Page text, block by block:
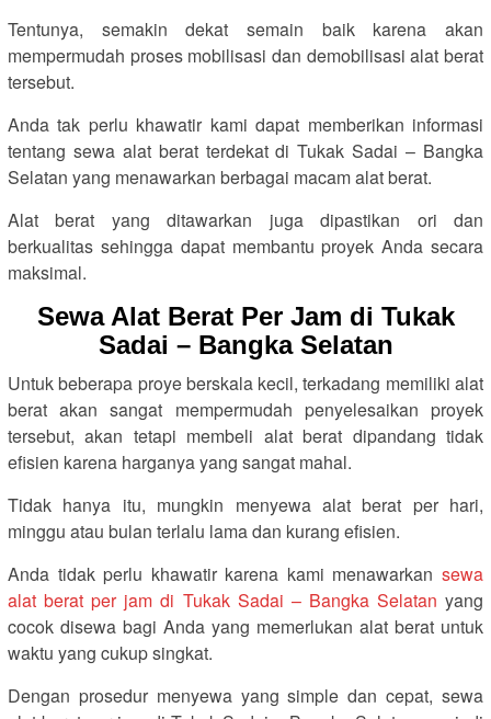
Tentunya, semakin dekat semain baik karena akan
mempermudah proses mobilisasi dan demobilisasi alat berat
tersebut.
Anda tak perlu khawatir kami dapat memberikan informasi
tentang sewa alat berat terdekat di Tukak Sadai – Bangka
Selatan yang menawarkan berbagai macam alat berat.
Alat berat yang ditawarkan juga dipastikan ori dan
berkualitas sehingga dapat membantu proyek Anda secara
maksimal.
Sewa Alat Berat Per Jam di Tukak
Sadai – Bangka Selatan
Untuk beberapa proye berskala kecil, terkadang memiliki alat
berat akan sangat mempermudah penyelesaikan proyek
tersebut, akan tetapi membeli alat berat dipandang tidak
efisien karena harganya yang sangat mahal.
Tidak hanya itu, mungkin menyewa alat berat per hari,
minggu atau bulan terlalu lama dan kurang efisien.
Anda tidak perlu khawatir karena kami menawarkan sewa
alat berat per jam di Tukak Sadai – Bangka Selatan yang
cocok disewa bagi Anda yang memerlukan alat berat untuk
waktu yang cukup singkat.
Dengan prosedur menyewa yang simple dan cepat, sewa